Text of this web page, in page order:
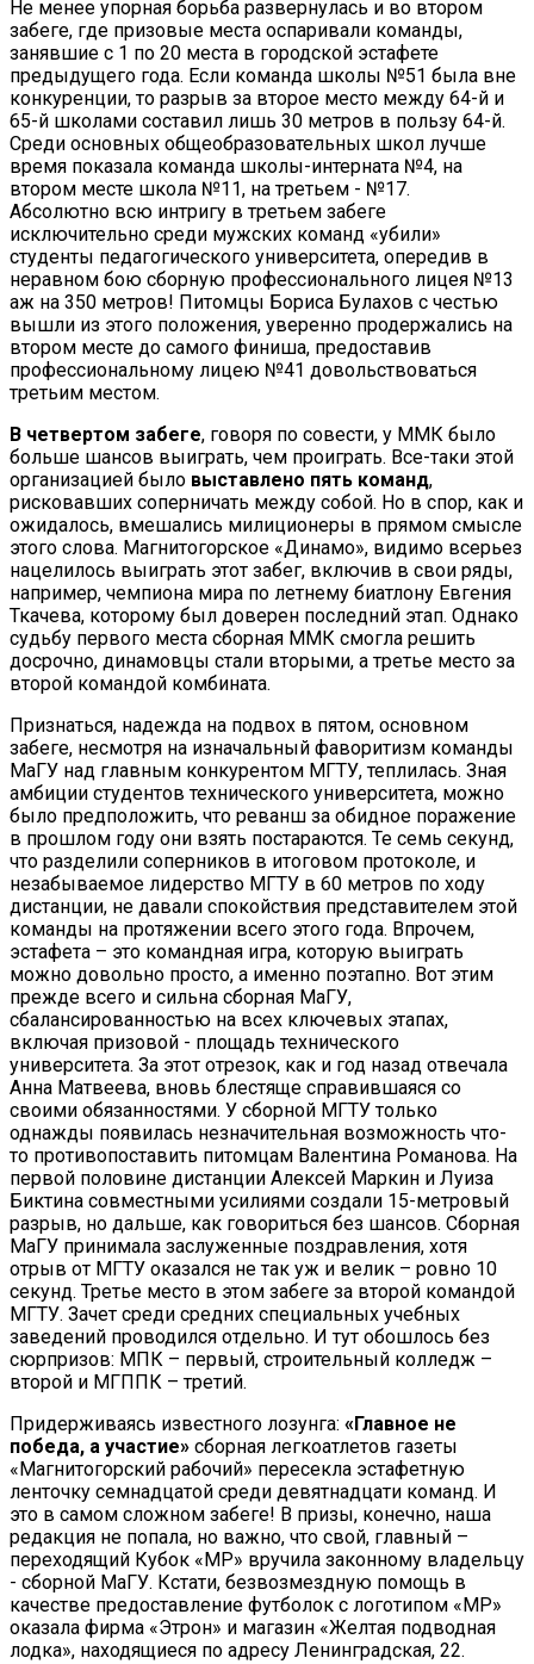
Не менее упорная борьба развернулась и во втором
забеге, где призовые места оспаривали команды,
занявшие с 1 по 20 места в городской эстафете
предыдущего года. Если команда школы №51 была вне
конкуренции, то разрыв за второе место между 64-й и
65-й школами составил лишь 30 метров в пользу 64-й.
Среди основных общеобразовательных школ лучше
время показала команда школы-интерната №4, на
втором месте школа №11, на третьем - №17.
Абсолютно всю интригу в третьем забеге
исключительно среди мужских команд «убили»
студенты педагогического университета, опередив в
неравном бою сборную профессионального лицея №13
аж на 350 метров! Питомцы Бориса Булахов с честью
вышли из этого положения, уверенно продержались на
втором месте до самого финиша, предоставив
профессиональному лицею №41 довольствоваться
третьим местом.
В четвертом забеге, говоря по совести, у ММК было
больше шансов выиграть, чем проиграть. Все-таки этой
организацией было выставлено пять команд,
рисковавших соперничать между собой. Но в спор, как и
ожидалось, вмешались милиционеры в прямом смысле
этого слова. Магнитогорское «Динамо», видимо всерьез
нацелилось выиграть этот забег, включив в свои ряды,
например, чемпиона мира по летнему биатлону Евгения
Ткачева, которому был доверен последний этап. Однако
судьбу первого места сборная ММК смогла решить
досрочно, динамовцы стали вторыми, а третье место за
второй командой комбината.
Признаться, надежда на подвох в пятом, основном
забеге, несмотря на изначальный фаворитизм команды
МаГУ над главным конкурентом МГТУ, теплилась. Зная
амбиции студентов технического университета, можно
было предположить, что реванш за обидное поражение
в прошлом году они взять постараются. Те семь секунд,
что разделили соперников в итоговом протоколе, и
незабываемое лидерство МГТУ в 60 метров по ходу
дистанции, не давали спокойствия представителем этой
команды на протяжении всего этого года. Впрочем,
эстафета – это командная игра, которую выиграть
можно довольно просто, а именно поэтапно. Вот этим
прежде всего и сильна сборная МаГУ,
сбалансированностью на всех ключевых этапах,
включая призовой - площадь технического
университета. За этот отрезок, как и год назад отвечала
Анна Матвеева, вновь блестяще справившаяся со
своими обязанностями. У сборной МГТУ только
однажды появилась незначительная возможность что-
то противопоставить питомцам Валентина Романова. На
первой половине дистанции Алексей Маркин и Луиза
Биктина совместными усилиями создали 15-метровый
разрыв, но дальше, как говориться без шансов. Сборная
МаГУ принимала заслуженные поздравления, хотя
отрыв от МГТУ оказался не так уж и велик – ровно 10
секунд. Третье место в этом забеге за второй командой
МГТУ. Зачет среди средних специальных учебных
заведений проводился отдельно. И тут обошлось без
сюрпризов: МПК – первый, строительный колледж –
второй и МГППК – третий.
Придерживаясь известного лозунга: «Главное не
победа, а участие» сборная легкоатлетов газеты
«Магнитогорский рабочий» пересекла эстафетную
ленточку семнадцатой среди девятнадцати команд. И
это в самом сложном забеге! В призы, конечно, наша
редакция не попала, но важно, что свой, главный –
переходящий Кубок «МР» вручила законному владельцу
- сборной МаГУ. Кстати, безвозмездную помощь в
качестве предоставление футболок с логотипом «МР»
оказала фирма «Этрон» и магазин «Желтая подводная
лодка», находящиеся по адресу Ленинградская, 22.